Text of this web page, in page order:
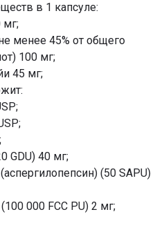
в 1 капсуле:
мг;
менее 45% от общего
100 мг;
45 мг;
GDU) 40 мг;
(50 SAPU)
000 FCC PU) 2 мг;